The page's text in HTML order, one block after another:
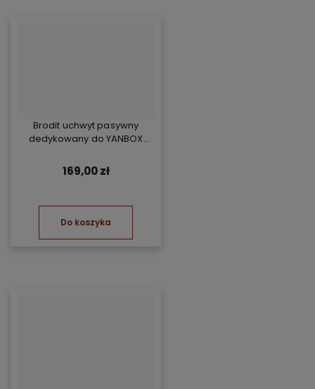
Brodit uchwyt pasywny
dedykowany do YANBOX
169,00 zł
Do koszyka